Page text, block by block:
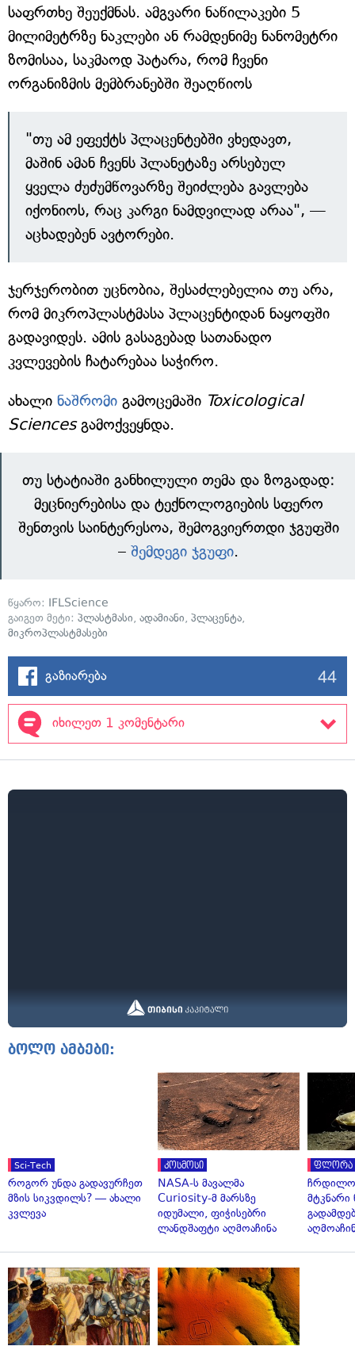
საფრთხე შეუქმნას. ამგვარი ნაწილაკები 5
მილიმეტრზე ნაკლები ან რამდენიმე ნანომეტრი
ზომისაა, საკმაოდ პატარა, რომ ჩვენი
ორგანიზმის მემბრანებში შეაღწიოს
"თუ ამ ეფექტს პლაცენტებში ვხედავთ,
მაშინ ამან ჩვენს პლანეტაზე არსებულ
ყველა ძუძუმწოვარზე შეიძლება გავლება
იქონიოს, რაც კარგი ნამდვილად არაა", —
აცხადებენ ავტორები.
ჯერჯერობით უცნობია, შესაძლებელია თუ არა,
რომ მიკროპლასტმასა პლაცენტიდან ნაყოფში
გადავიდეს. ამის გასაგებად სათანადო
კვლევების ჩატარებაა საჭირო.
ახალი ნაშრომი გამოცემაში Toxicological
Sciencesგამოქვეყნდა.
თუ სტატიაში განხილული თემა და ზოგადად:
მეცნიერებისა და ტექნოლოგიების სფერო
შენთვის საინტერესოა, შემოგვიერთდი ჯგუფში
– შემდეგი ჯგუფი.
წყარო: IFLScience
გაიგეთ მეტი: პლასტმასი, ადამიანი, პლაცენტა,
მიკროპლასტმასები
გაზიარება 44
იხილეთ 1 კომენტარი
ბოლო ამბები:
Sci-Tech
როგორ უნდა გადავურჩეთ
მზის სიკვდილს? — ახალი
კვლევა
კოსმოსი
NASA-ს მავალმა
Curiosity-მ მარსზე
იდუმალი, ფიჭისებრი
ლანდშაფტი აღმოაჩინა
ფლორა
მტკნარი